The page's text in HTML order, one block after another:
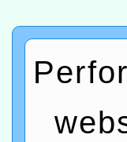
進學
計畫
民族
趨勢
轉知
政府
函轉